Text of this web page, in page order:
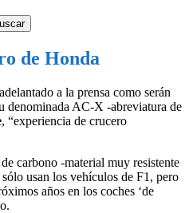
de Honda
a la prensa como serán
denominada AC-X -abreviatura de
, “experiencia de crucero
carbono -material muy resistente
usan los vehículos de F1, pero
años en los coches ‘de